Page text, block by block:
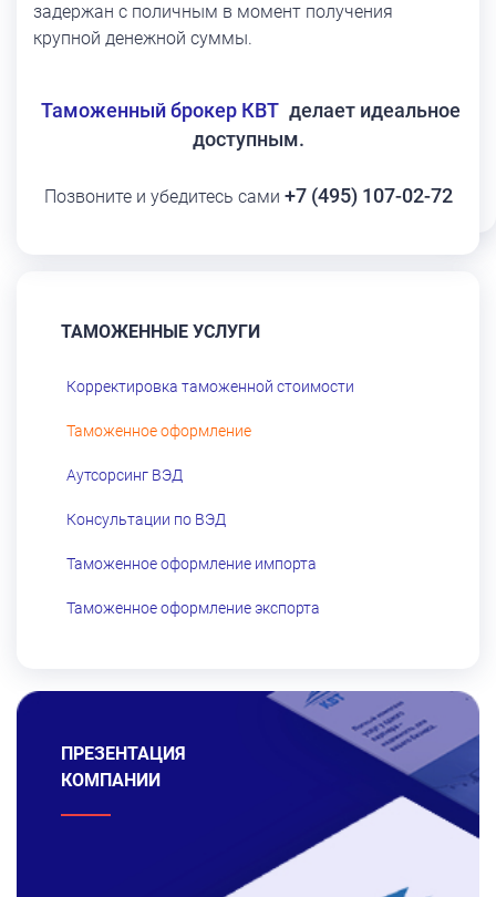
задержан с поличным в момент получения
крупной денежной суммы.
Таможенный брокер КВТ делает идеальное
доступным.
Позвоните и убедитесь сами +7 (495) 107-02-72
ТАМОЖЕННЫЕ УСЛУГИ
Корректировка таможенной стоимости
Таможенное оформление
Аутсорсинг ВЭД
Консультации по ВЭД
Таможенное оформление импорта
Таможенное оформление экспорта
ПРЕЗЕНТАЦИЯ
КОМПАНИИ